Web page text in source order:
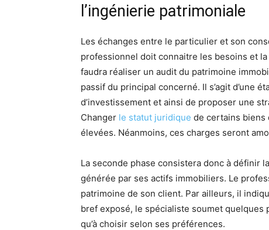
l’ingénierie patrimoniale
Les échanges entre le particulier et son
professionnel doit connaitre les besoins et
faudra réaliser un audit du patrimoine
passif du principal concerné. Il s’agit d’une
d’investissement et ainsi de proposer une
Changer le statut juridique de certains biens
élevées. Néanmoins, ces charges seront
La seconde phase consistera donc à définir
générée par ses actifs immobiliers. Le
patrimoine de son client. Par ailleurs, il
bref exposé, le spécialiste soumet quelques
qu’à choisir selon ses préférences.